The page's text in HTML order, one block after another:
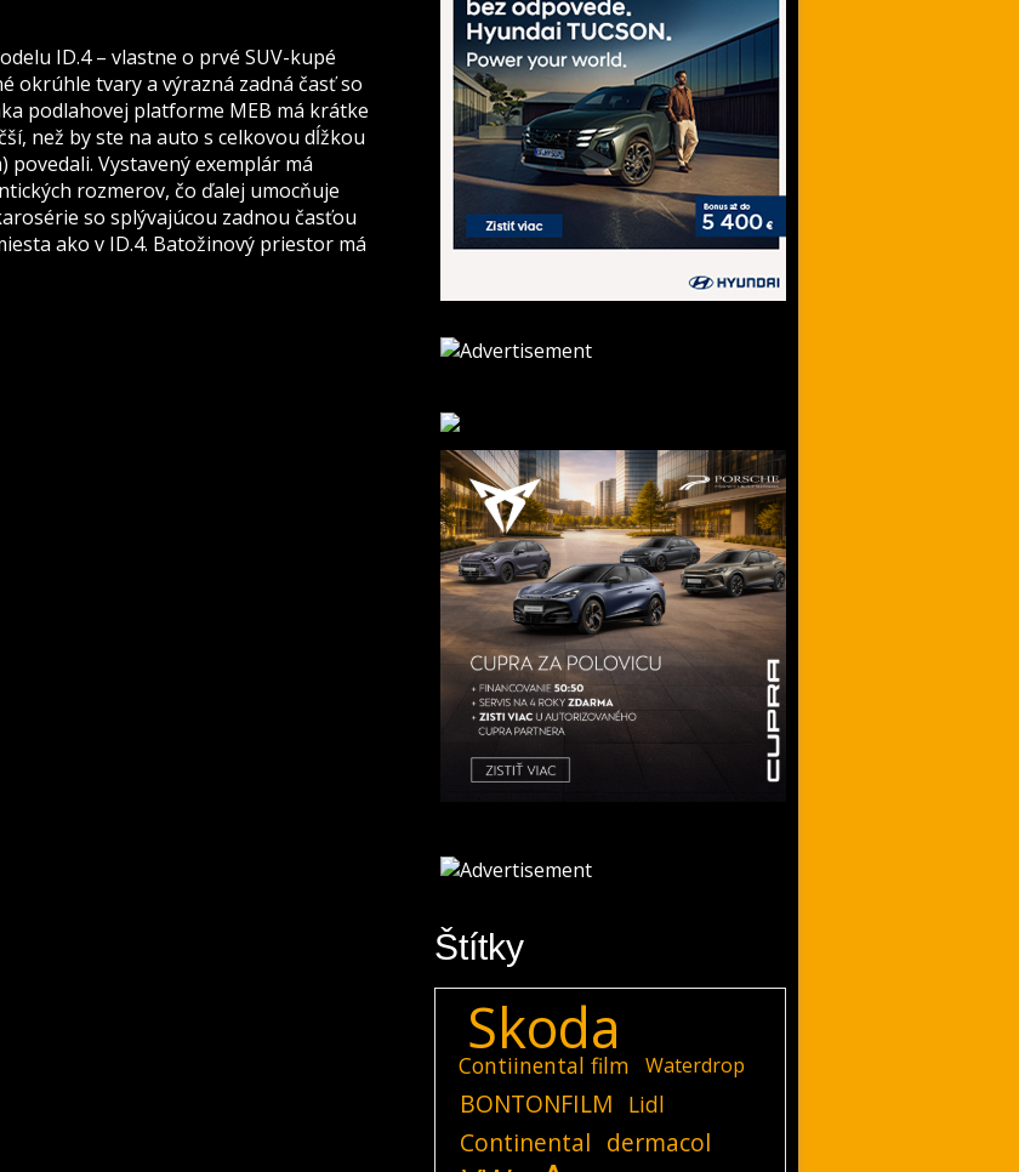
ID.4 – vlastne o prvé SUV-kupé
okrúhle tvary a výrazná zadná časť so
podlahovej platforme MEB má krátke
než by ste na auto s celkovou dĺžkou
povedali. Vystavený exemplár má
rozmerov, čo ďalej umocňuje
so splývajúcou zadnou časťou
ako v ID.4. Batožinový priestor má
Štítky
Skoda
Contiinental film Waterdrop
BONTONFILM Lidl
Continental dermacol